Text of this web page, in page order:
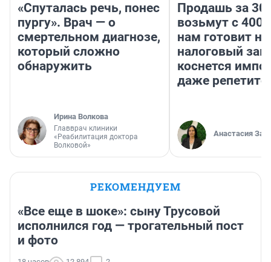
«Спуталась речь, понес
пургу». Врач — о
смертельном диагнозе,
который сложно
обнаружить
Ирина Волкова
Главврач клиники
«Реабилитация доктора
Волковой»
Продашь за
возьмут с
нам готовит
налоговый
коснется
даже
Анастасия
РЕКОМЕНДУЕМ
«Все еще в шоке»: сыну Трусовой
исполнился год — трогательный пост
и фото